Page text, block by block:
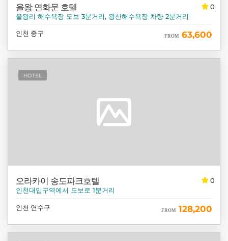
0
을왕 연화문 호텔
을왕리 해수욕장 도보 3분거리, 왕산해수욕장 차량 2분거리
인천 중구 FROM 63,600
HOTEL
0
오라카이 송도파크호텔
인천대입구역에서 도보로 1분거리
인천 연수구 FROM 128,200